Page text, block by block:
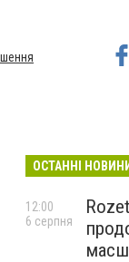
ОСТАННІ НОВИНИ
12:00
6 серпня